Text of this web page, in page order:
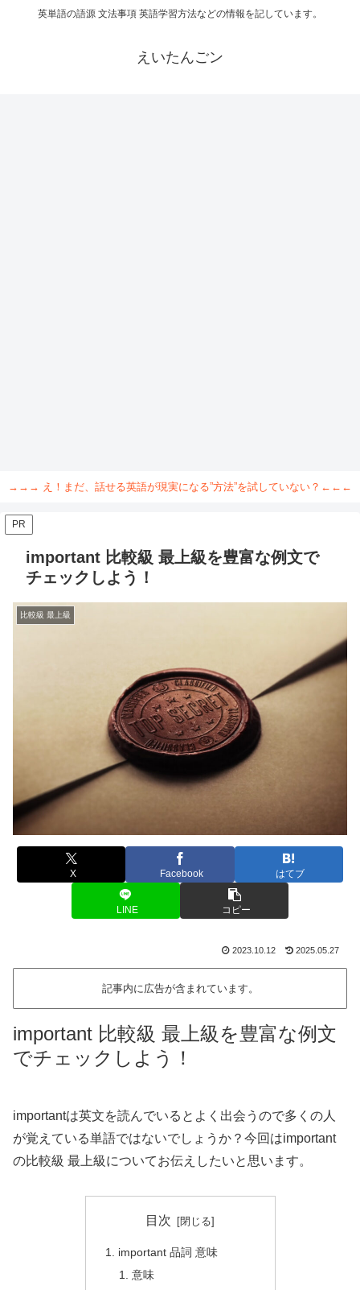
英単語の語源 文法事項 英語学習方法などの情報を記しています。
えいたんごン
→→→ え！まだ、話せる英語が現実になる”方法”を試していない？←←←
PR
important 比較級 最上級を豊富な例文で
チェックしよう！
比較級 最上級
X Facebook はてブ
LINE コピー
2023.10.12 2025.05.27
記事内に広告が含まれています。
important 比較級 最上級を豊富な例文
でチェックしよう！
importantは英文を読んでいるとよく出会うので多くの人
が覚えている単語ではないでしょうか？今回はimportant
の比較級 最上級についてお伝えしたいと思います。
目次
important 品詞 意味
意味